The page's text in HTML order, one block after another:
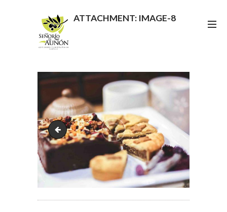
ATTACHMENT: IMAGE-8
image-7